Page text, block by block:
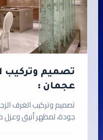
تصميم وتركيب
عجمان :
تصميم وتركيب الغرف
جودة، لمظهر أنيق وعزل